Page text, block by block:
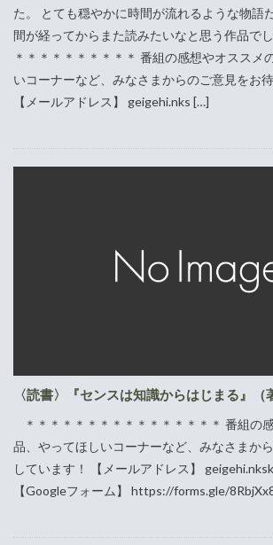
た。 とても穏やかに時間が流れるような物語
間が経ってからまた読みたいなと思う作品で
＊＊＊＊＊＊＊＊＊＊ 番組の感想やオススメ
いコーナーなど、みなさまからのご意見をお
【メールアドレス】 geigehi.nks […]
〈読書〉『センスは知識からはじまる』（
＊＊＊＊＊＊＊＊＊＊＊＊＊＊＊＊ 番組の
品、やってほしいコーナーなど、みなさまか
しています！ 【メールアドレス】
【Googleフォーム】 https://forms.gle/